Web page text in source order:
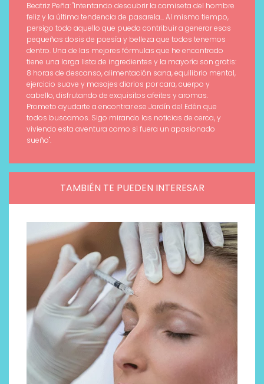
Beatriz Peña: "Intentando descubrir la camiseta del hombre
feliz y la última tendencia de pasarela... Al mismo tiempo,
persigo todo aquello que pueda contribuir a generar esas
pequeñas dosis de poesía y belleza que todos tenemos
dentro. Una de las mejores fórmulas que he encontrado
tiene una larga lista de ingredientes y la mayoría son gratis:
8 horas de descanso, alimentación sana, equilibrio mental,
ejercicio suave y masajes diarios por cara, cuerpo y
cabello, disfrutando de exquisitos afeites y aromas.
Prometo ayudarte a encontrar ese Jardín del Edén que
todos buscamos. Sigo mirando las noticias de cerca, y
viviendo esta aventura como si fuera un apasionado
sueño".
TAMBIÉN TE PUEDEN INTERESAR